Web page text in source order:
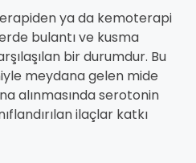
ya da kemoterapi
bulantı ve kusma
bir durumdur. Bu
meydana gelen mide
alınmasında serotonin
ilaçlar katkı